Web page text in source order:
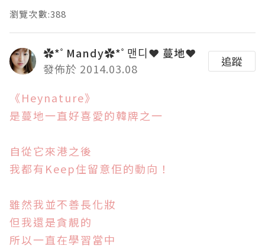
瀏覽次數:388
✿*ﾟMandy✿*ﾟ맨디❤ 蔓地❤
發佈於 2014.03.08
追蹤
《Heynature》
是蔓地一直好喜愛的韓牌之一
自從它來港之後
我都有Keep住留意佢的動向！
雖然我並不善長化妝
但我還是貪靚的
所以一直在學習當中